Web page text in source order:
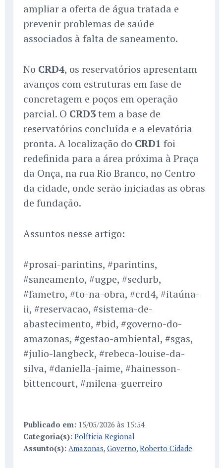
ampliar a oferta de água tratada e
prevenir problemas de saúde
associados à falta de saneamento.
No CRD4, os reservatórios apresentam
avanços com estruturas em fase de
concretagem e poços em operação
parcial. O CRD3tem a base de
reservatórios concluída e a elevatória
pronta. A localização do CRD1 foi
redefinida para a área próxima à Praça
da Onça, na rua Rio Branco, no Centro
da cidade, onde serão iniciadas as obras
de fundação.
Assuntos nesse artigo:
#prosai-parintins, #parintins,
#saneamento, #ugpe, #sedurb,
#fametro, #to-na-obra, #crd4, #itaúna-
ii, #reservacao, #sistema-de-
abastecimento, #bid, #governo-do-
amazonas, #gestao-ambiental, #sgas,
#julio-langbeck, #rebeca-louise-da-
silva, #daniella-jaime, #hainesson-
bittencourt, #milena-guerreiro
Publicado em: 15/05/2026 às 15:54
Categoria(s): Políticia Regional
Assunto(s): Amazonas, Governo, Roberto Cidade